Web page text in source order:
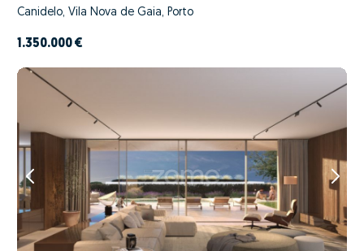
Canidelo, Vila Nova de Gaia, Porto
1.350.000 €